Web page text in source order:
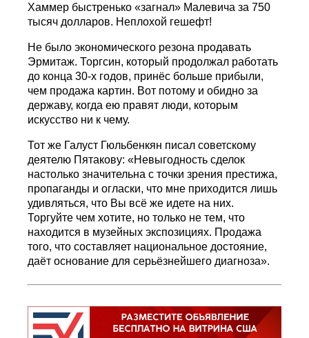
Хаммер быстренько «загнал» Малевича за 750
тысяч долларов. Неплохой гешефт!
Не было экономического резона продавать
Эрмитаж. Торгсин, который продолжал работать
до конца 30-х годов, принёс больше прибыли,
чем продажа картин. Вот потому и обидно за
державу, когда ею правят люди, которым
искусство ни к чему.
Тот же Галуст Гюльбенкян писал советскому
деятелю Пятакову: «Невыгодность сделок
настолько значительна с точки зрения престижа,
пропаганды и огласки, что мне приходится лишь
удивляться, что Вы всё же идете на них.
Торгуйте чем хотите, но только не тем, что
находится в музейных экспозициях. Продажа
того, что составляет национальное достояние,
даёт основание для серьёзнейшего диагноза».